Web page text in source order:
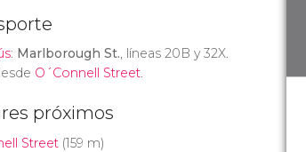
: Marlborough St., líneas 20B y 32X.
O´Connell Street.
próximos
Street(159 m)